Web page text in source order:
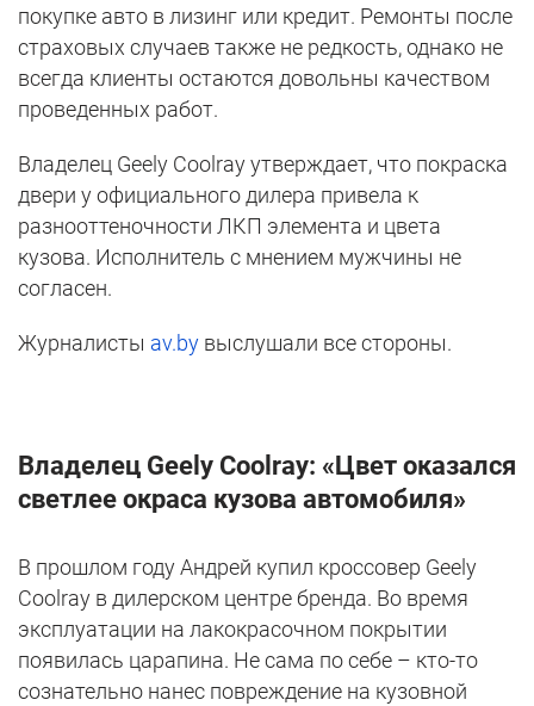
покупке авто в лизинг или кредит. Ремонты после
страховых случаев также не редкость, однако не
всегда клиенты остаются довольны качеством
проведенных работ.
Владелец Geely Coolray утверждает, что покраска
двери у официального дилера привела к
разнооттеночности ЛКП элемента и цвета
кузова. Исполнитель с мнением мужчины не
согласен.
Журналисты av.by выслушали все стороны.
Владелец Geely Coolray: «Цвет оказался
светлее окраса кузова автомобиля»
В прошлом году Андрей купил кроссовер Geely
Coolray в дилерском центре бренда. Во время
эксплуатации на лакокрасочном покрытии
появилась царапина. Не сама по себе – кто-то
сознательно нанес повреждение на кузовной